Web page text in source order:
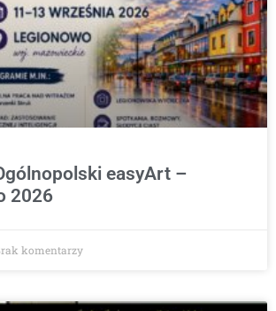
easyArt –
2026
komentarzy